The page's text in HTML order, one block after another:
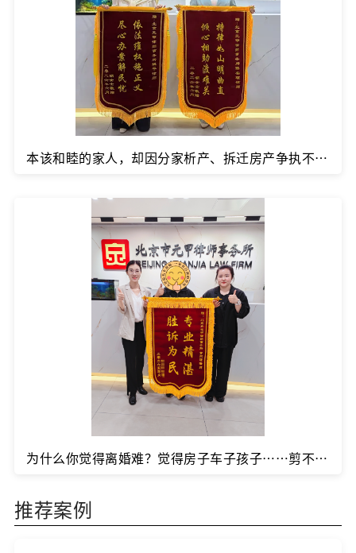
本该和睦的家人，却因分家析产、拆迁房产争执不休，既伤亲情又难维权该如何是好？
为什么你觉得离婚难？觉得房子车子孩子……剪不断理还乱？那是因为你缺少专业律师的帮助！
推荐案例